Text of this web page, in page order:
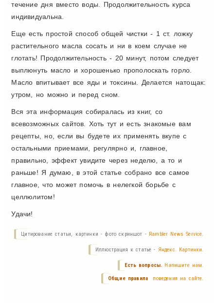
течение дня вместо воды. Продолжительность курса
индивидуальна.
Еще есть простой способ общей чистки - 1 ст. ложку
растительного масла сосать и ни в коем случае не
глотать! Продолжительность - 20 минут, потом следует
выплюнуть масло и хорошенько прополоскать горло.
Масло впитывает все яды и токсины. Делается натощак:
утром, но можно и перед сном.
Вся эта информация собиралась из книг, со
всевозможных сайтов. Хоть тут и есть знакомые вам
рецепты, но, если вы будете их применять вкупе с
остальными приемами, регулярно и, главное,
правильно, эффект увидите через неделю, а то и
раньше! Я думаю, в этой статье собрано все самое
главное, что может помочь в нелегкой борьбе с
целлюлитом!
Удачи!
Цитирование статьи, картинки - фото скриншот - Rambler News Service.
Иллюстрация к статье - Яндекс. Картинки.
Есть вопросы. Напишите нам.
Общие правила поведения на сайте.